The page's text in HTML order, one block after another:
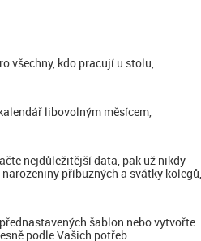
všechny, kdo pracují u stolu,
libovolným měsícem,
nejdůležitější data, pak už nikdy
příbuzných a svátky kolegů,
šablon nebo vytvořte
podle Vašich potřeb.